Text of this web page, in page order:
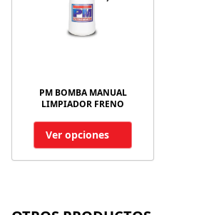
PM BOMBA MANUAL
LIMPIADOR FRENO
Ver opciones